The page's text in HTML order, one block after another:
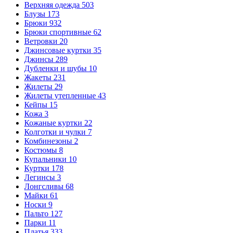
Верхняя одежда 503
Блузы 173
Брюки 932
Брюки спортивные 62
Ветровки 20
Джинсовые куртки 35
Джинсы 289
Дубленки и шубы 10
Жакеты 231
Жилеты 29
Жилеты утепленные 43
Кейпы 15
Кожа 3
Кожаные куртки 22
Колготки и чулки 7
Комбинезоны 2
Костюмы 8
Купальники 10
Куртки 178
Легинсы 3
Лонгсливы 68
Майки 61
Носки 9
Пальто 127
Парки 11